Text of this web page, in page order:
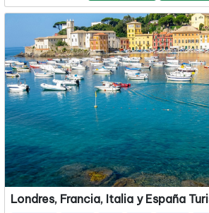
Londres, Francia, Italia y España